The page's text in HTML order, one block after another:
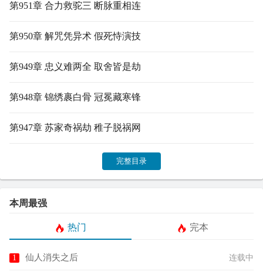
第951章 合力救驼三 断脉重相连
第950章 解咒凭异术 假死恃演技
第949章 忠义难两全 取舍皆是劫
第948章 锦绣裹白骨 冠冕藏寒锋
第947章 苏家奇祸劫 稚子脱祸网
完整目录
本周最强
热门 完本
仙人消失之后 连载中